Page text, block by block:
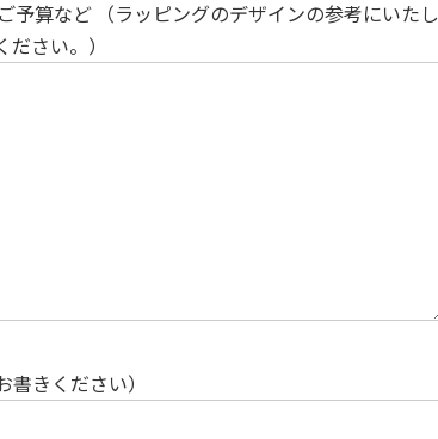
算など （ラッピングのデザインの参考にいたし
さい。）
きください）